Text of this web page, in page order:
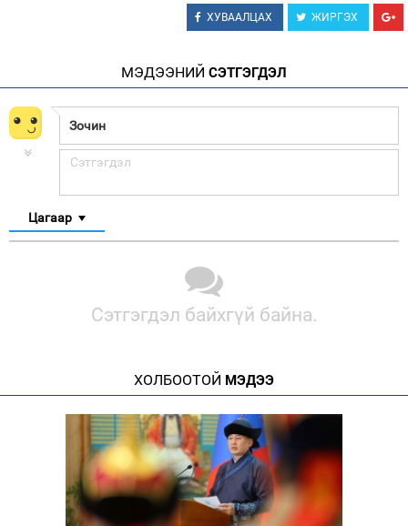
ХУВААЛЦАХ ЖИРГЭХ
МЭДЭЭНИЙ СЭТГЭГДЭЛ
Цагаар
Сэтгэгдэл байхгүй байна.
ХОЛБООТОЙ МЭДЭЭ